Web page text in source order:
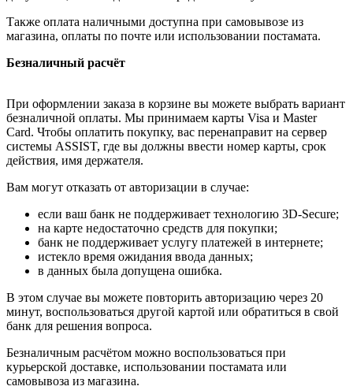
Также оплата наличными доступна при самовывозе из
магазина, оплаты по почте или использовании постамата.
Безналичный расчёт
При оформлении заказа в корзине вы можете выбрать вариант
безналичной оплаты. Мы принимаем карты Visa и Master
Card. Чтобы оплатить покупку, вас перенаправит на сервер
системы ASSIST, где вы должны ввести номер карты, срок
действия, имя держателя.
Вам могут отказать от авторизации в случае:
если ваш банк не поддерживает технологию 3D-Secure;
на карте недостаточно средств для покупки;
банк не поддерживает услугу платежей в интернете;
истекло время ожидания ввода данных;
в данных была допущена ошибка.
В этом случае вы можете повторить авторизацию через 20
минут, воспользоваться другой картой или обратиться в свой
банк для решения вопроса.
Безналичным расчётом можно воспользоваться при
курьерской доставке, использовании постамата или
самовывоза из магазина.